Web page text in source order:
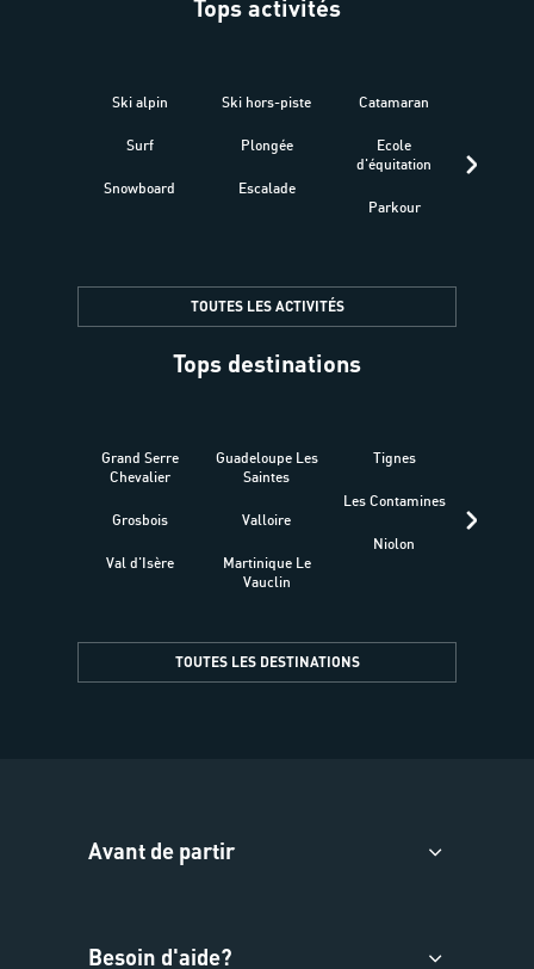
Tops activités
Ski alpin
Surf
Snowboard
Ski hors-piste
Plongée
Escalade
Catamaran
Ecole
d'équitation
Parkour
TOUTES LES ACTIVITÉS
Tops destinations
Grand Serre
Chevalier
Grosbois
Val d'Isère
Guadeloupe Les
Saintes
Valloire
Martinique Le
Vauclin
Tignes
Les Contamines
Niolon
TOUTES LES DESTINATIONS
Avant de partir
Besoin d'aide?